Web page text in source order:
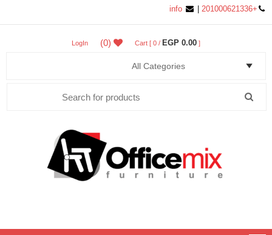
+201000621336
Cart [ 0 / 0.00 EGP ]
(0)
LogIn
Search